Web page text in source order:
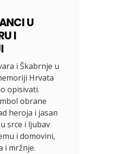
U
I
i Škabrnje u
Hrvata
opisivati.
obrane
heroja i jasan
srce i ljubav
i domovini,
i mržnje.